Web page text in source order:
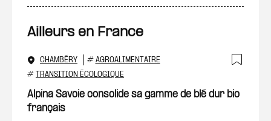
Ailleurs en France
CHAMBÉRY # AGROALIMENTAIRE
# TRANSITION ÉCOLOGIQUE
Alpina Savoie consolide sa gamme de blé dur bio
français